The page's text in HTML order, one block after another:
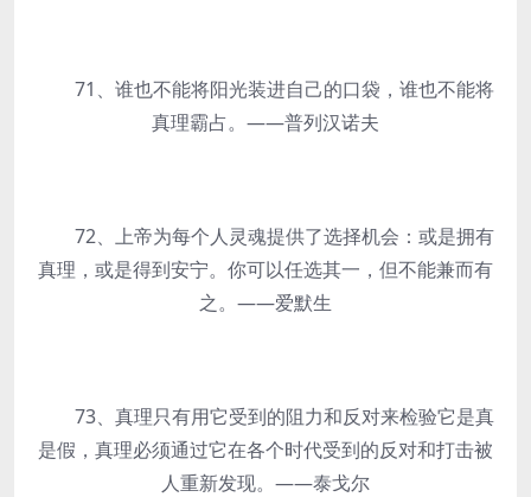
71、谁也不能将阳光装进自己的口袋，谁也不能将
真理霸占。——普列汉诺夫
72、上帝为每个人灵魂提供了选择机会：或是拥有
真理，或是得到安宁。你可以任选其一，但不能兼而有
之。——爱默生
73、真理只有用它受到的阻力和反对来检验它是真
是假，真理必须通过它在各个时代受到的反对和打击被
人重新发现。——泰戈尔